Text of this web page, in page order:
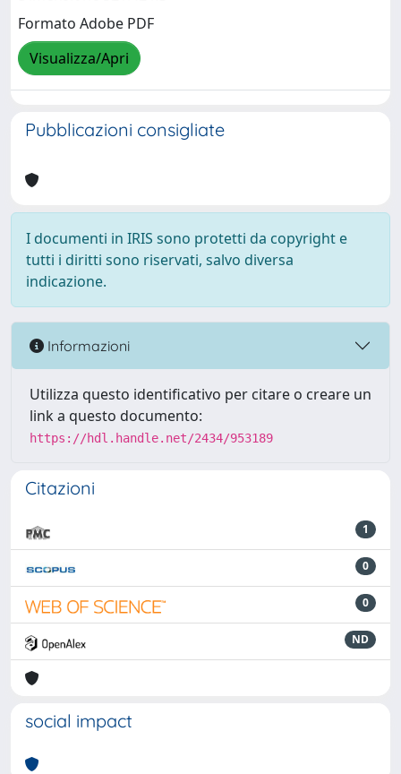
Formato Adobe PDF
Visualizza/Apri
Pubblicazioni consigliate
I documenti in IRIS sono protetti da copyright e
tutti i diritti sono riservati, salvo diversa
indicazione.
Informazioni
Utilizza questo identificativo per citare o creare un
link a questo documento:
https://hdl.handle.net/2434/953189
Citazioni
1
0
0
ND
social impact